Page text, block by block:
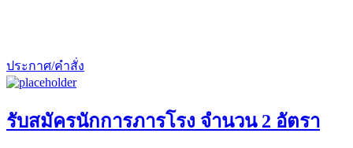
ประกาศ/คำสั่ง
รับสมัครนักการภารโรง จำนวน 2 อัตรา